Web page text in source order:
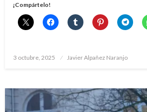
¡Compártelo!
Publicado
3 octubre, 2025 Javier Alpañez Naranjo